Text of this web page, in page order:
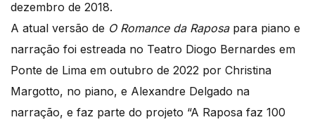
dezembro de 2018.
A atual versão de O Romance da Raposapara piano e
narração foi estreada no Teatro Diogo Bernardes em
Ponte de Lima em outubro de 2022 por Christina
Margotto, no piano, e Alexandre Delgado na
narração, e faz parte do projeto “A Raposa faz 100